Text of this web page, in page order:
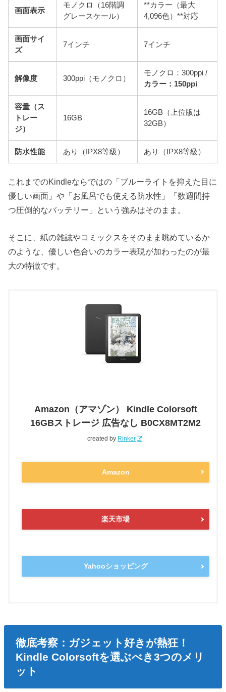
画面表示
モノクロ（16階調
グレースケール）
**カラー（最大
4,096色）**対応
画面サイ
ズ
7インチ 7インチ
解像度 300ppi（モノクロ）
モノクロ：300ppi /
カラー：150ppi
容量（ス
トレー
ジ）
16GB
16GB（上位版は
32GB）
防水性能 あり（IPX8等級） あり（IPX8等級）
これまでのKindleならではの「ブルーライトを抑えた目に
優しい画面」や「お風呂でも使える防水性」「数週間持
つ圧倒的なバッテリー」という強みはそのまま。
そこに、紙の雑誌やコミックスをそのまま眺めているか
のような、優しい色合いのカラー表現が加わったのが最
大の特徴です。
Amazon（アマゾン） Kindle Colorsoft
16GBストレージ 広告なし B0CX8MT2M2
created by Rinker
Amazon
楽天市場
Yahooショッピング
徹底考察：ガジェット好きが熱狂！
Kindle Colorsoftを選ぶべき3つのメリ
ット